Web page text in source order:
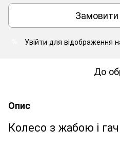
Увійти для відображення
До
Опис
Колесо з жабою і